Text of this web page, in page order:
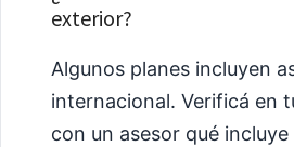
exterior?
Algunos planes incluyen
internacional. Verificá en
con un asesor qué